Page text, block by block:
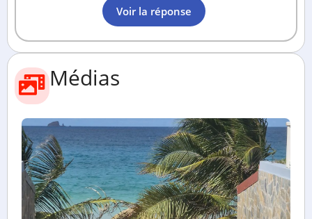
Voir la réponse
Médias